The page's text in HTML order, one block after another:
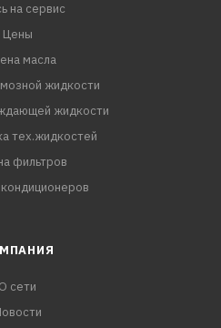
на сервис
Цены
масла
жидкости
жидкости
тех.жидкостей
фильтров
О сети